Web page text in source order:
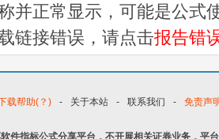
并正常显示，可能是公式
链接错误，请点击报告错
载帮助(？) - 关于本站 - 联系我们 - 免责声
件指标公式分享平台，不开展相关证券业务，平